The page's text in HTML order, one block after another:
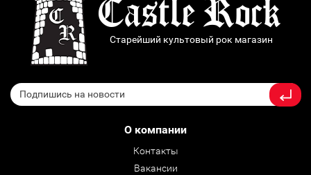
Старейший культовый рок магазин
О компании
Контакты
Вакансии